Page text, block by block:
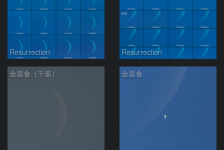
Resurrection Resurrection
金星食（千葉） 金星食